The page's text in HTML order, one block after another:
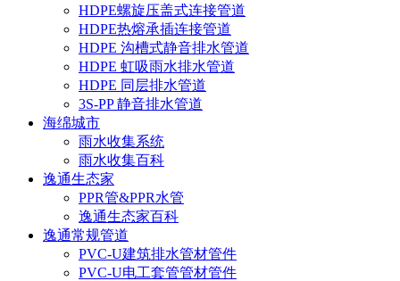
HDPE螺旋压盖式连接管道
HDPE热熔承插连接管道
HDPE 沟槽式静音排水管道
HDPE 虹吸雨水排水管道
HDPE 同层排水管道
3S-PP 静音排水管道
海绵城市
雨水收集系统
雨水收集百科
逸通生态家
PPR管&PPR水管
逸通生态家百科
逸通常规管道
PVC-U建筑排水管材管件
PVC-U电工套管管材管件